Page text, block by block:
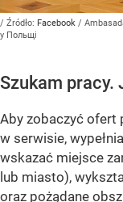
/ Źródło: Facebook /
у Польщі
Szukam pracy.
Aby zobaczyć ofert
w serwisie,
wskazać miejsce
lub miasto),
oraz pożądane